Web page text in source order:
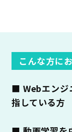
こんな方に
■ Webエンジ
指している方